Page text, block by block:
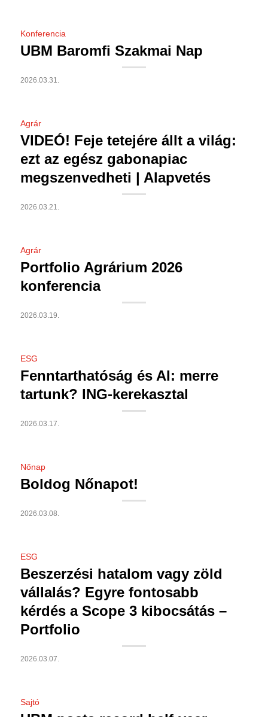
Konferencia
UBM Baromfi Szakmai Nap
2026.03.31.
Agrár
VIDEÓ! Feje tetejére állt a világ:
ezt az egész gabonapiac
megszenvedheti | Alapvetés
2026.03.21.
Agrár
Portfolio Agrárium 2026
konferencia
2026.03.19.
ESG
Fenntarthatóság és AI: merre
tartunk? ING-kerekasztal
2026.03.17.
Nőnap
Boldog Nőnapot!
2026.03.08.
ESG
Beszerzési hatalom vagy zöld
vállalás? Egyre fontosabb
kérdés a Scope 3 kibocsátás –
Portfolio
2026.03.07.
Sajtó